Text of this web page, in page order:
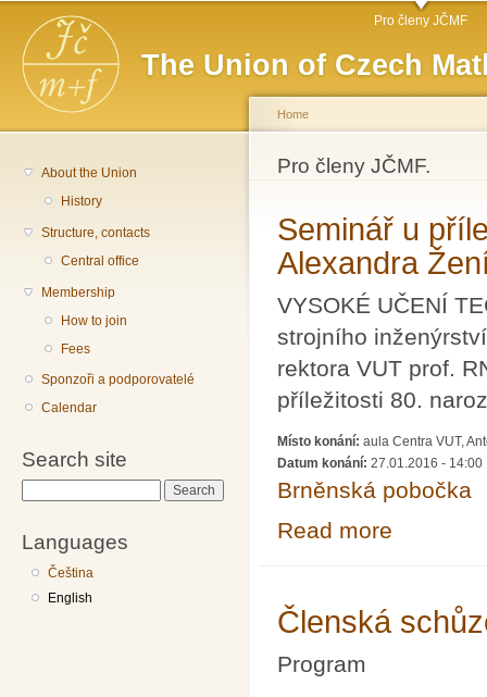
The Union of Czech
Main menu Pro členy JČMF
About the Union
History
Structure, contacts
Central office
Membership
How to join
Fees
Sponzoři a podporovatelé
Calendar
Search site
Languages
Čeština
English
You are here
Home
Pro členy JČMF.
Seminář u
Alexandra
VYSOKÉ UČENÍ
strojního
rektora VUT prof.
příležitosti 80.
Místo konání: aula Centra VUT,
Datum konání: 27.01.2016 - 14:00
Brněnská pobočka
Read more
Členská
Program